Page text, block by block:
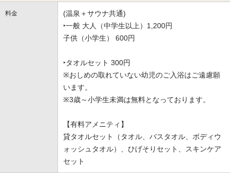
料金
(温泉＋サウナ共通)
‣一般 大人（中学生以上）1,200円
子供（小学生） 600円
‣タオルセット 300円
※おしめの取れていない幼児のご入浴はご遠慮願
います。
※3歳～小学生未満は無料となっております。
【有料アメニティ】
貸タオルセット（タオル、バスタオル、ボディウ
ォッシュタオル）、ひげそりセット、スキンケア
セット